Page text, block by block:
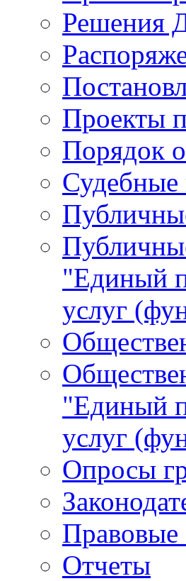
Решения
Проекты
Порядок
Судебные
"Единый
услуг
"Единый
услуг
Опросы
Правовые
Отчеты